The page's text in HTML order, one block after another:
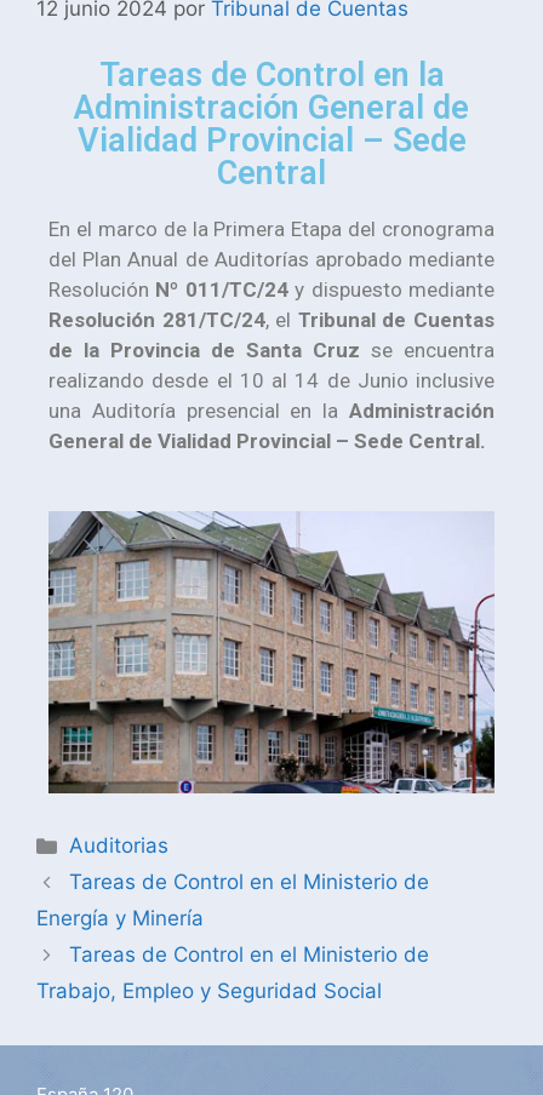
12 junio 2024 por Tribunal de Cuentas
Tareas de Control en la
Administración General de
Vialidad Provincial – Sede
Central
En el marco de la Primera Etapa del cronograma
del Plan Anual de Auditorías aprobado mediante
Resolución Nº 011/TC/24y dispuesto mediante
Resolución 281/TC/24, el Tribunal de Cuentas
de la Provincia de Santa Cruz se encuentra
realizando desde el 10 al 14 de Junio inclusive
una Auditoría presencial en la Administración
General de Vialidad Provincial – Sede Central.
Auditorias
Tareas de Control en el Ministerio de
Energía y Minería
Tareas de Control en el Ministerio de
Trabajo, Empleo y Seguridad Social